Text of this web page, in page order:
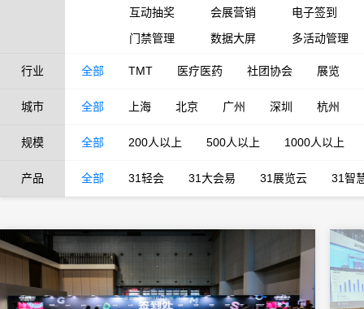
互动抽奖
会展营销
电子签到
门禁管理
数据大屏 多活动管理
行业 全部 TMT 医疗医药 社团协会 展览
城市 全部 上海 北京 广州 深圳 杭州
规模 全部 200人以上 500人以上 1000人以上
产品 全部 31轻会 31大会易 31展览云 31智